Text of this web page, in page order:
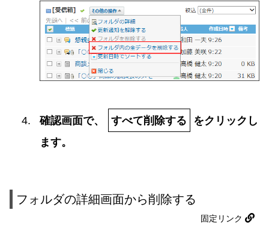
確認画面で、 すべて削除する
をクリックし
ます。
フォルダの詳細画面から削除する
固定リンク